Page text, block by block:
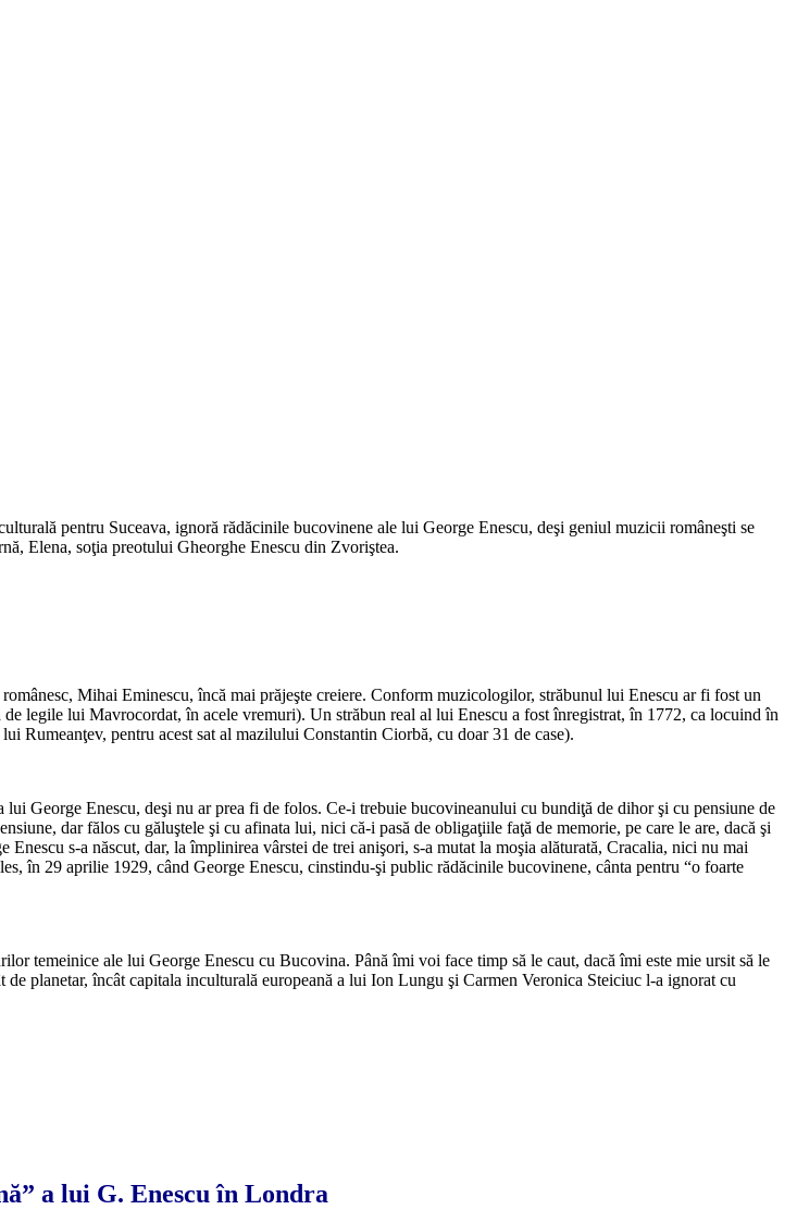
pentru Suceava, ignoră rădăcinile bucovinene ale lui George Enescu, deşi geniul muzicii româneşti se
Elena, soţia preotului Gheorghe Enescu din Zvoriştea.
Mihai Eminescu, încă mai prăjeşte creiere. Conform muzicologilor, străbunul lui Enescu ar fi fost un
legile lui Mavrocordat, în acele vremuri). Un străbun real al lui Enescu a fost înregistrat, în 1772, ca locuind în
Rumeanţev, pentru acest sat al mazilului Constantin Ciorbă, cu doar 31 de case).
George Enescu, deşi nu ar prea fi de folos. Ce-i trebuie bucovineanului cu bundiţă de dihor şi cu pensiune de
dar fălos cu găluştele şi cu afinata lui, nici că-i pasă de obligaţiile faţă de memorie, pe care le are, dacă şi
s-a născut, dar, la împlinirea vârstei de trei anişori, s-a mutat la moşia alăturată, Cracalia, nici nu mai
în 29 aprilie 1929, când George Enescu, cinstindu-şi public rădăcinile bucovinene, cânta pentru “o foarte
temeinice ale lui George Enescu cu Bucovina. Până îmi voi face timp să le caut, dacă îmi este mie ursit să le
planetar, încât capitala inculturală europeană a lui Ion Lungu şi Carmen Veronica Steiciuc l-a ignorat cu
a lui G. Enescu în Londra